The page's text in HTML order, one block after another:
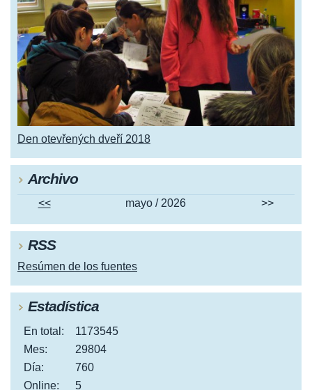
Den otevřených dveří 2018
Archivo
<< mayo / 2026 >>
RSS
Resúmen de los fuentes
Estadística
Online: 5
En total:
1173545
Mes:
29804
Día:
760